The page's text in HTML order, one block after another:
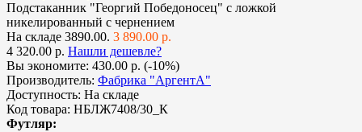
Подстаканник "Георгий Победоносец" с ложкой
никелированный с чернением
На складе 3890.00. 3 890.00 р.
4 320.00 р. Нашли дешевле?
Вы экономите: 430.00 р. (-10%)
Производитель: Фабрика "АргентА"
Доступность: На складе
Код товара: НБЛЖ7408/30_К
Футляр: